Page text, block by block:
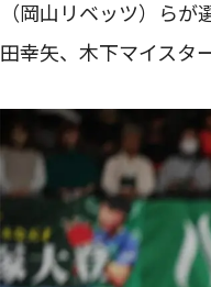
（岡山リベッツ）ら
田幸矢、木下マイスタ